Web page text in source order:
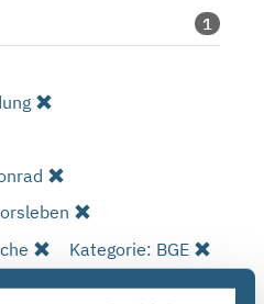
1
Kategorie: BGE
Alle Filter entfernen